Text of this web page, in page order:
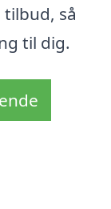
så
til dig.